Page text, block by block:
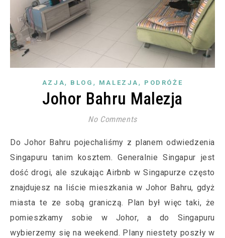
AZJA, BLOG , MALEZJA , PODRÓŻE
Johor Bahru Malezja
No Comments
Do Johor Bahru pojechaliśmy z planem odwiedzenia
Singapuru tanim kosztem. Generalnie Singapur jest
dość drogi, ale szukając Airbnb w Singapurze często
znajdujesz na liście mieszkania w Johor Bahru, gdyż
miasta te ze sobą graniczą. Plan był więc taki, że
pomieszkamy sobie w Johor, a do Singapuru
wybierzemy się na weekend. Plany niestety poszły w